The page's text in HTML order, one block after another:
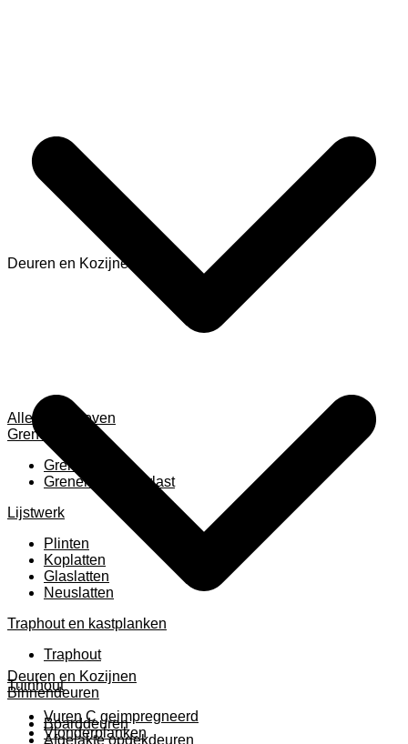
Alles weergeven
Grenen
Grenen B ruw
Grenen gevingerlast
Lijstwerk
Plinten
Koplatten
Glaslatten
Neuslatten
Traphout en kastplanken
Traphout
Tuinhout
Vuren C geimpregneerd
Vlonderplanken
Deuren en Kozijnen
Deuren en Kozijnen
Binnendeuren
Boarddeuren
Afgelakte opdekdeuren